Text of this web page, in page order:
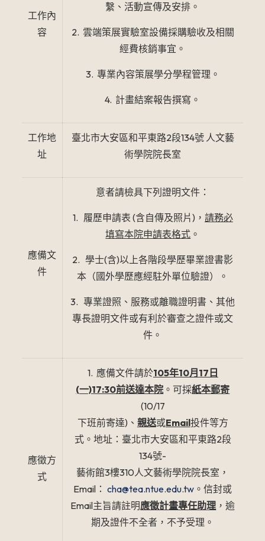
工作內
容
繫、活動宣傳及安排。
2. 雲端策展實驗室設備採購驗收及相關
經費核銷事宜。
3. 專業內容策展學分學程管理。
4. 計畫結案報告撰寫。
工作地
址
臺北市大安區和平東路2段134號 人文藝
術學院院長室
應備文
件
意者請檢具下列證明文件：
1. 履歷申請表 (含自傳及照片)， 請務必
填寫本院申請表格式 。
2. 學士(含)以上各階段學歷畢業證書影
本（國外學歷應經駐外單位驗證）。
3. 專業證照、服務或離職證明書、其他
專長證明文件或有利於審查之證件或文
件。
應徵方
式
1. 應備文件請於105年10月17日
(一)17:30前送達本院 。可採紙本郵寄
(10/17
下班前寄達)、 親送或Email投件等方
式。地址：臺北市大安區和平東路2段
134號-
藝術館3樓310人文藝術學院院長室，
Email：cha@tea.ntue.edu.tw 。信封或
Email主旨請註明應徵計畫專任助理 ，逾
期及證件不全者，不予受理。